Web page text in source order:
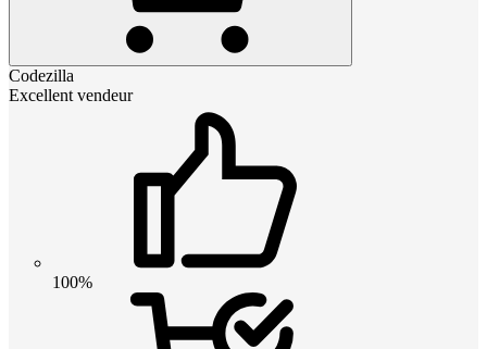
Codezilla
Excellent vendeur
100%